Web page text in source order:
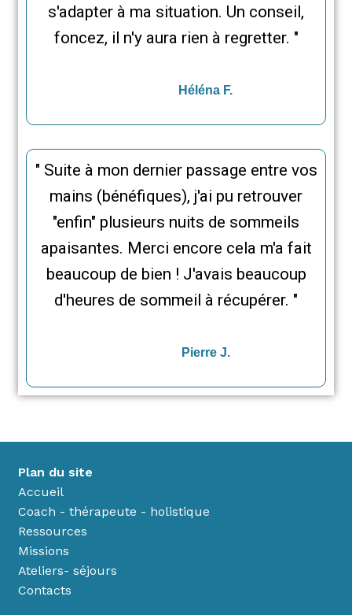
s'adapter à ma situation. Un conseil,
foncez, il n'y aura rien à regretter. "
Héléna F.
" Suite à mon dernier passage entre vos
mains (bénéfiques), j'ai pu retrouver
"enfin" plusieurs nuits de sommeils
apaisantes. Merci encore cela m'a fait
beaucoup de bien ! J'avais beaucoup
d'heures de sommeil à récupérer. "
Pierre J.
Plan du site
Accueil
Coach - thérapeute - holistique
Ressources
Missions
Ateliers- séjours
Contacts